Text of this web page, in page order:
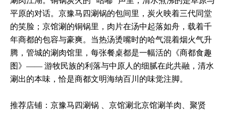
平原的对话。京豫马四涮锅的包间里，炭火映着三代同堂
的笑脸；京馆涮的铜锅里，肉片在汤中起落如舟，载着千
年商都的包容与豪爽。当热汤烫嘴时的哈气混着烟火气升
腾，管城的涮肉馆里，每张餐桌都是一幅活的《商都食趣
图》—— 游牧民族的利落与中原人的细腻在此共融，清水
涮出的本味，恰是商都文明海纳百川的味觉注脚。
推荐店铺：京豫马四涮锅 、京馆涮北京馆涮羊肉、聚贤